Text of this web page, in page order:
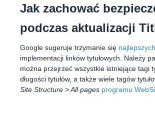
Jak zachować
podczas aktualizacji
Google sugeruje trzymanie się
implementacji linków tytułowych. Należy
można przejrzeć wszystkie istniejące tagi
długości tytułów, a także wiele tagów
Site Structure > All pages programu